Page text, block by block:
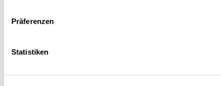
Präferenzen
Statistiken
International
Nobelpreis